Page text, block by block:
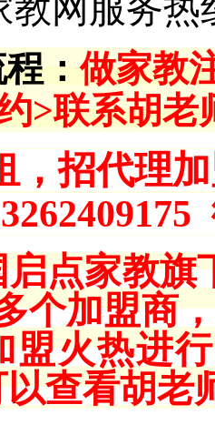
教网服务热
：做家教
>联系胡老
，招代理
点家教旗
个加盟商
盟火热进
查看胡老